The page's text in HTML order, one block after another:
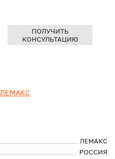
ЛЕМАКС
ЛЕМАКС
РОССИЯ
ПОЛУЧИТЬ
КОНСУЛЬТАЦИЮ